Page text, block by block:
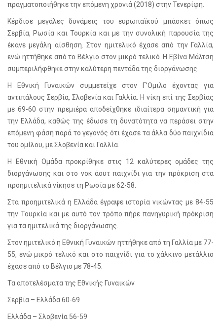
πραγματοποιήθηκε την επόμενη χρονιά (2018) στην Τενερίφη.
Κέρδισε μεγάλες δυνάμεις του ευρωπαϊκού μπάσκετ όπως
Σερβία, Ρωσία και Τουρκία και με την συνολική παρουσία της
έκανε μεγάλη αίσθηση. Στον ημιτελικό έχασε από την Γαλλία,
ενώ ηττήθηκε από το Βέλγιο στον μικρό τελικό. Η Εβίνα Μάλτση
συμπεριλήφθηκε στην καλύτερη πεντάδα της διοργάνωσης.
Η Εθνική Γυναικών συμμετείχε στον Γ’Ομιλο έχοντας για
αντιπάλους Σερβία, Σλοβενία και Γαλλία. Η νίκη επί της Σερβίας
με 69-60 στην πρεμιέρα αποδείχθηκε ιδιαίτερα σημαντική για
την Ελλάδα, καθώς της έδωσε τη δυνατότητα να περάσει στην
επόμενη φάση παρά το γεγονός ότι έχασε τα άλλα δύο παιχνίδια
του ομίλου, με Σλοβενία και Γαλλία.
Η Εθνική Ομάδα προκρίθηκε στις 12 καλύτερες ομάδες της
διοργάνωσης και στο νοκ άουτ παιχνίδι για την πρόκριση στα
προημιτελικά νίκησε τη Ρωσία με 62-58.
Στα προημιτελικά η Ελλάδα έγραψε ιστορία νικώντας με 84-55
την Τουρκία και με αυτό τον τρόπο πήρε πανηγυρική πρόκριση
για τα ημιτελικά της διοργάνωσης.
Στον ημιτελικό η Εθνική Γυναικών ηττήθηκε από τη Γαλλία με 77-
55, ενώ μικρό τελικό και στο παιχνίδι για το χάλκινο μετάλλιο
έχασε από το Βέλγιο με 78-45.
Τα αποτελέσματα της Εθνικής Γυναικών
Σερβία – Ελλάδα 60-69
Ελλάδα – Σλοβενία 56-59